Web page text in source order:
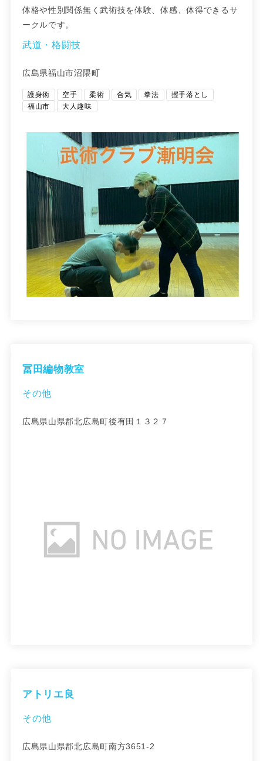
体格や性別関係無く武術技を体験、体感、体得できるサ
ークルです。
武道・格闘技
広島県福山市沼隈町
護身術 空手 柔術 合気 拳法
握手落とし
福山市
大人趣味
冨田編物教室
その他
広島県山県郡北広島町後有田１３２７
アトリエ良
その他
広島県山県郡北広島町南方3651-2